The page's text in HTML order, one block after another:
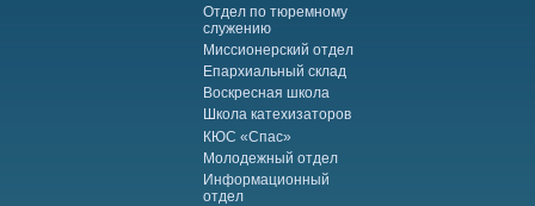
Отдел по тюремному
служению
Миссионерский отдел
Епархиальный склад
Воскресная школа
Школа катехизаторов
КЮС «Спас»
Молодежный отдел
Информационный
отдел